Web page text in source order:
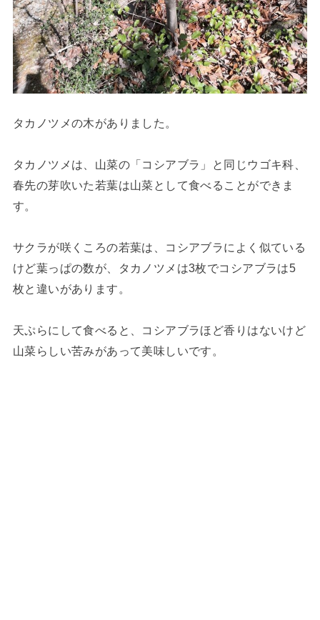
タカノツメの木がありました。
タカノツメは、山菜の「コシアブラ」と同じウゴキ科、
春先の芽吹いた若葉は山菜として食べることができま
す。
サクラが咲くころの若葉は、コシアブラによく似ている
けど葉っぱの数が、タカノツメは3枚でコシアブラは5
枚と違いがあります。
天ぷらにして食べると、コシアブラほど香りはないけど
山菜らしい苦みがあって美味しいです。